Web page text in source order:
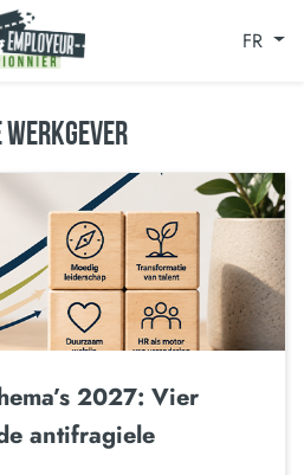
FR
2027: Vier
antifragiele